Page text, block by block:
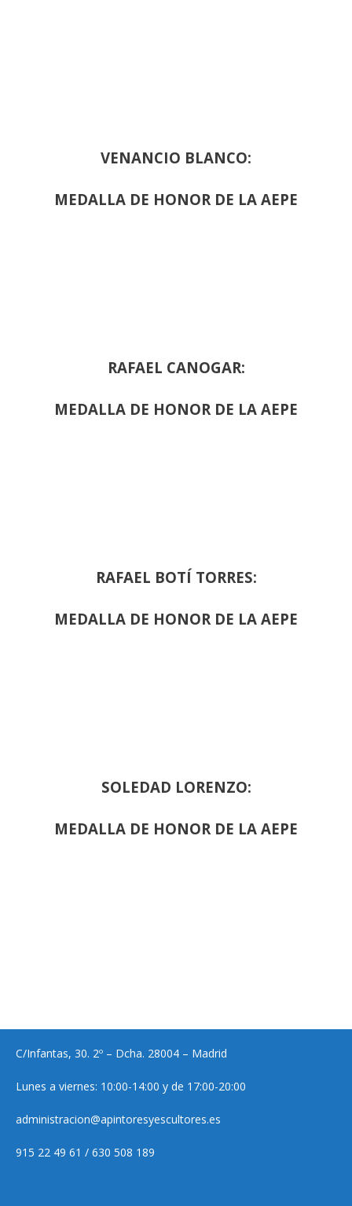
VENANCIO BLANCO:
MEDALLA DE HONOR DE LA AEPE
RAFAEL CANOGAR:
MEDALLA DE HONOR DE LA AEPE
RAFAEL BOTÍ TORRES:
MEDALLA DE HONOR DE LA AEPE
SOLEDAD LORENZO:
MEDALLA DE HONOR DE LA AEPE
C/Infantas, 30. 2º – Dcha. 28004 – Madrid
Lunes a viernes: 10:00-14:00 y de 17:00-20:00
administracion@apintoresyescultores.es
915 22 49 61 / 630 508 189